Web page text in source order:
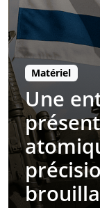
Matériel
Une